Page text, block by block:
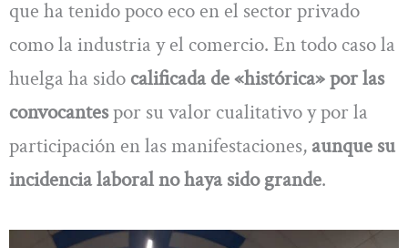
que ha tenido poco eco en el sector privado
como la industria y el comercio. En todo caso la
huelga ha sido calificada de «histórica» por las
convocantespor su valor cualitativo y por la
participación en las manifestaciones, aunque su
incidencia laboral no haya sido grande.